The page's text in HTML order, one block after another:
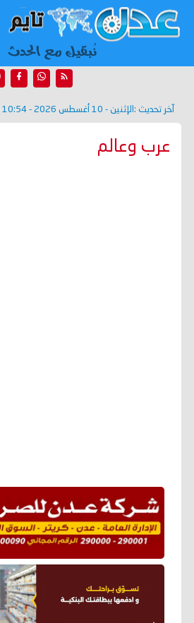
آخر تحديث : الإثنين - 10 أغسطس 2026 - 10:54 م
عرب وعالم